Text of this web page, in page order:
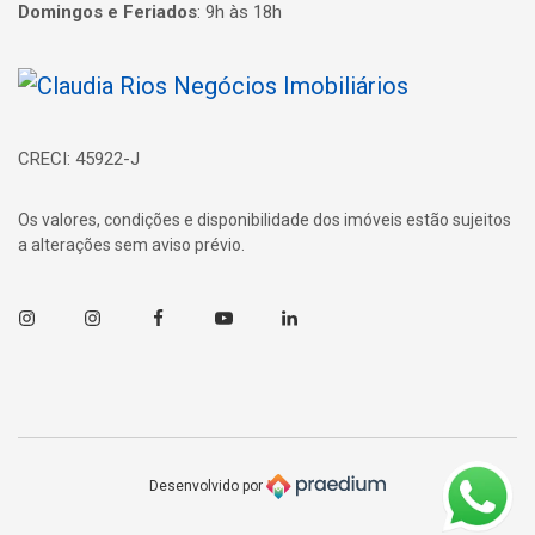
Domingos e Feriados: 9h às 18h
Página inicial
CRECI: 45922-J
Os valores, condições e disponibilidade dos imóveis estão sujeitos
a alterações sem aviso prévio.
InstagramInstagramFacebookYoutube Linkedin
Desenvolvido por